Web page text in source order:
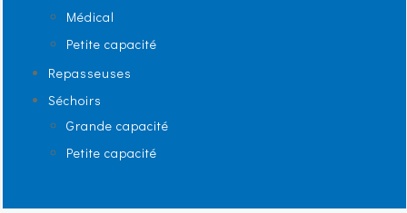
Médical
Petite capacité
Repasseuses
Séchoirs
Grande capacité
Petite capacité